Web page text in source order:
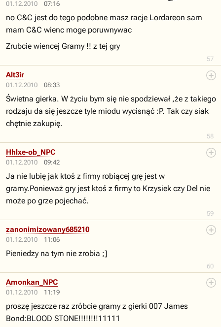
01.12.2010 07:16
57
no C&C jest do tego podobne masz racje Lordareon sam
mam C&C wienc moge poruwnywac
Zrubcie wiencej Gramy !! z tej gry
01.12.2010 08:33
58
Alt3ir
Świetna gierka. W życiu bym się nie spodziewał ,że z takiego
rodzaju da się jeszcze tyle miodu wycisnąć :P. Tak czy siak
chętnie zakupię.
01.12.2010 09:42
59
Hhlxe-ob_NPC
Ja nie lubię jak ktoś z firmy robiącej grę jest w
gramy.Ponieważ gry jest ktoś z firmy to Krzysiek czy Del nie
może po grze pojechać.
01.12.2010 11:06
60
zanonimizowany685210
Pieniedzy na tym nie zrobia ;]
01.12.2010 11:19
Amonkan_NPC
proszę jeszcze raz zróbcie gramy z gierki 007 James
Bond:BLOOD STONE!!!!!!!!11111